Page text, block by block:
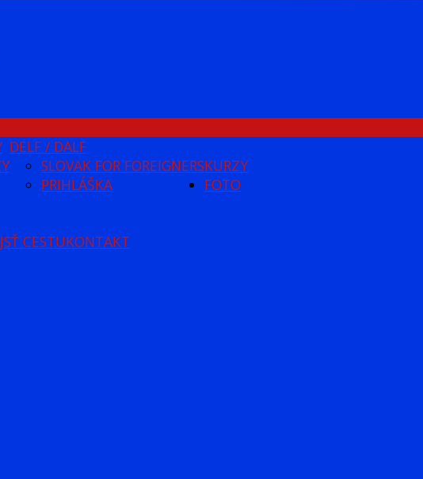
DELF / DALF
KURZY
SLOVAK FOR FOREIGNERS
PRIHLÁŠKA
FOTO
KONTAKT
CESTU